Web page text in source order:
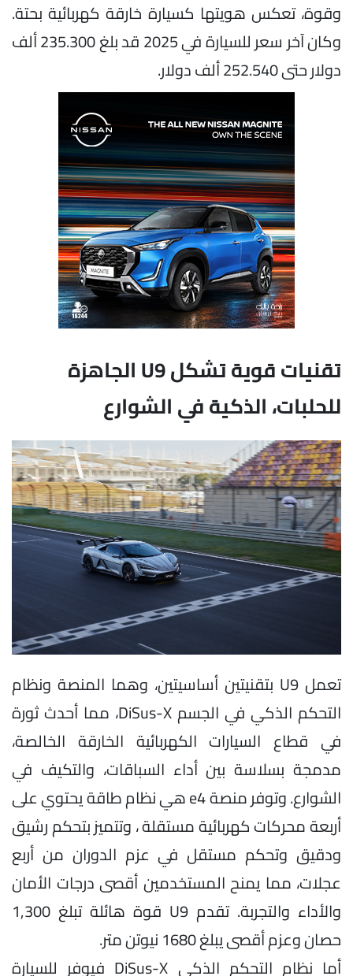
وقوة، تعكس هويتها كسيارة خارقة كهربائية بحتة.
وكان آخر سعر للسيارة في 2025 قد بلغ 235.300 ألف
دولار حتى 252.540 ألف دولار.
تقنيات قوية تشكل U9 الجاهزة
للحلبات، الذكية في الشوارع
تعمل U9 بتقنيتين أساسيتين، وهما المنصة ونظام
التحكم الذكي في الجسم DiSus-X، مما أحدث ثورة
في قطاع السيارات الكهربائية الخارقة الخالصة،
مدمجة بسلاسة بين أداء السباقات، والتكيف في
الشوارع. وتوفر منصة e4 هي نظام طاقة يحتوي على
أربعة محركات كهربائية مستقلة ، وتتميز بتحكم رشيق
ودقيق وتحكم مستقل في عزم الدوران من أربع
عجلات، مما يمنح المستخدمين أقصى درجات الأمان
والأداء والتجربة. تقدم U9 قوة هائلة تبلغ 1,300
حصان وعزم أقصى يبلغ 1680 نيوتن متر.
أما نظام التحكم الذكي DiSus-X فيوفر للسيارة